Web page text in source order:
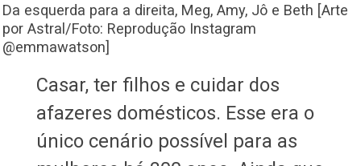
Da esquerda para a direita, Meg, Amy, Jô e Beth [Arte
por Astral/Foto: Reprodução Instagram
@emmawatson]
Casar, ter filhos e cuidar dos
afazeres domésticos. Esse era o
único cenário possível para as